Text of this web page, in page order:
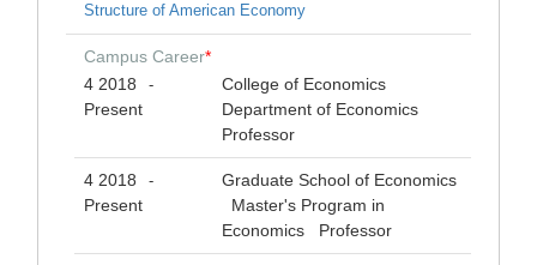
Structure of American Economy
Campus Career*
4 2018
-
Present
College of Economics
Department of Economics
Professor
4 2018 -
Present
Graduate School of Economics
Master's Program in
Economics Professor